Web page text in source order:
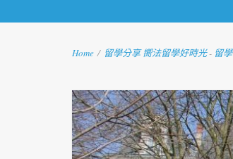
Home / 留學分享 嚮法留學好時光 - 留